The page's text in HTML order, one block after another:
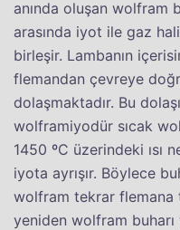
anında oluşan wolfram
arasında iyot ile gaz
birleşir. Lambanın
flemandan çevreye
dolaşmaktadır. Bu
wolframiyodür sıcak
1450 ºC üzerindeki ısı
iyota ayrışır. Böylece
wolfram tekrar flemana
yeniden wolfram buharı